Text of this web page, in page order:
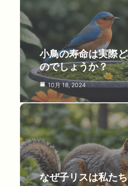
小鳥の寿命は実際
のでしょうか？
10月 18, 2024
なぜ子リスは私た